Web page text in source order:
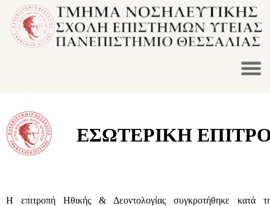
ΕΣΩΤΕΡΙΚΗ
Η επιτροπή Ηθικής & Δεοντολογίας συγκροτήθηκε κατά